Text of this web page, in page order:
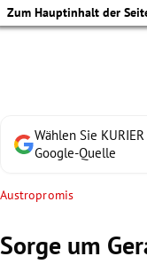
Zum Hauptinhalt der
Wählen Sie
Google-Quelle
Austropromis
Sorge um